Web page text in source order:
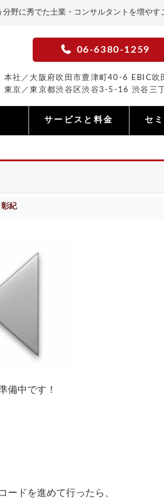
野に秀でた士業・コンサルタントを増や
06-6380-1259
本社／大阪府吹田市豊津町40-6 EBIC吹
東京／東京都渋谷区渋谷3-5-16 渋谷三
サービスと料金 セ
彰紀
備中です！
ードを進めて行ったら、